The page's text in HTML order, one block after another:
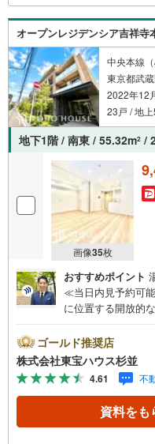
オープンレジデンシア吉祥寺
中央本線
東京都武
2022年12
23戸 / 地
地下1階 / 南東 / 55.32m2 /
画像35枚
おすすめポイント
≪当日内見予約可
に位置する開放的
魅力です。お部屋
備のリビングでゆ
た設備や豊富な収
ポート。室内はク
地をご体感くださ
「未来カレンダー
ゴールド推奨店
株式会社東宝ハウス杉並
4.61 不
資料をも